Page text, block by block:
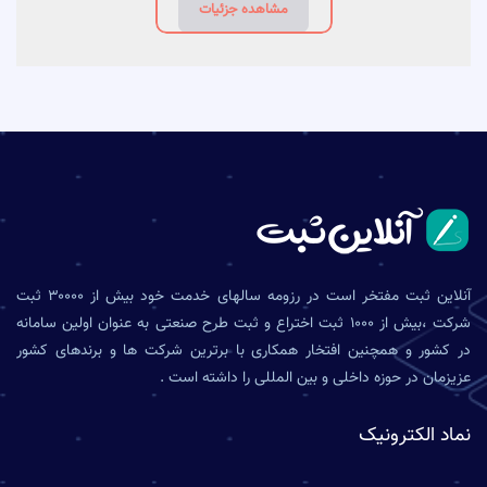
مشاهده جزئیات
آنلاین ثبت مفتخر است در رزومه سالهای خدمت خود بیش از ۳۰۰۰۰ ثبت
شرکت ،بیش از ۱۰۰۰ ثبت اختراع و ثبت طرح صنعتی به عنوان اولین سامانه
در کشور و همچنین افتخار همکاری با برترین شرکت ها و برندهای کشور
عزیزمان در حوزه داخلی و بین المللی را داشته است .
نماد الکترونیک